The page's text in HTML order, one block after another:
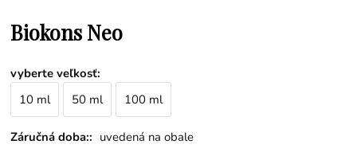
Biokons Neo
vyberte veľkosť:
10 ml
50 ml 100 ml
Záručná doba:: uvedená na obale